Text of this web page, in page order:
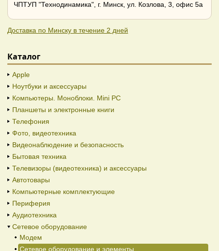
ЧПТУП "Технодинамика", г. Минск, ул. Козлова, 3, офис 5а
Доставка по Минску в течение 2 дней
Каталог
Apple
Ноутбуки и аксессуары
Компьютеры. Моноблоки. Mini PC
Планшеты и электронные книги
Телефония
Фото, видеотехника
Видеонаблюдение и безопасность
Бытовая техника
Телевизоры (видеотехника) и аксессуары
Автотовары
Компьютерные комплектующие
Периферия
Аудиотехника
Сетевое оборудование
Модем
Сетевое оборудование и элементы